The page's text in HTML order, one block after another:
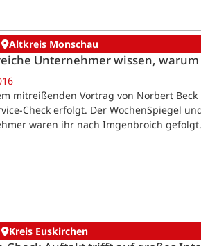
Altkreis Monschau
Unternehmer wissen, warum
mitreißenden Vortrag von Norbert
Check erfolgt. Der WochenSpiegel
waren ihr nach Imgenbroich
Kreis Euskirchen